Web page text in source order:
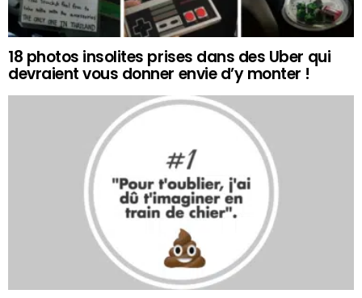
18 photos insolites prises dans des Uber qui
devraient vous donner envie d’y monter !